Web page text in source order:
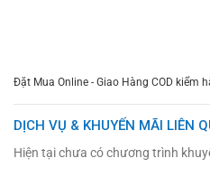
Đặt Mua Online - Giao Hàng COD kiểm
DỊCH VỤ & KHUYẾN MÃI LIÊN
Hiện tại chưa có chương trình